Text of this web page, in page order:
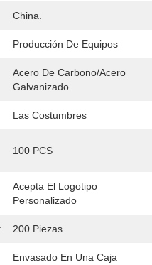
China.
Producción De Equipos
Acero De Carbono/acero
Galvanizado
Las Costumbres
100 PCS
Acepta El Logotipo
Personalizado
200 Piezas
Envasado En Una Caja